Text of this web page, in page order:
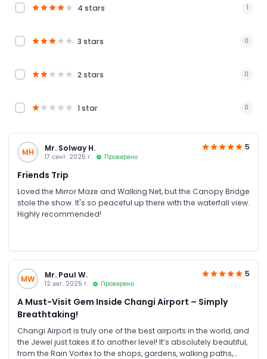
4 stars 1
3 stars 0
2 stars 0
1 star 0
MH Mr. Solway H.
17 сент. 2025 г. Проверено
5
Friends Trip
Loved the Mirror Maze and Walking Net, but the Canopy Bridge
stole the show. It's so peaceful up there with the waterfall view.
Highly recommended!
MW Mr. Paul W.
12 авг. 2025 г. Проверено
5
A Must-Visit Gem Inside Changi Airport – Simply
Breathtaking!
Changi Airport is truly one of the best airports in the world, and
the Jewel just takes it to another level! It’s absolutely beautiful,
from the Rain Vortex to the shops, gardens, walking paths,